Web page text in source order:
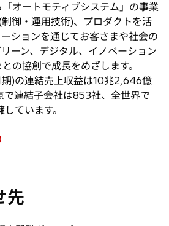
オートモティブシステム」の事業
御・運用技術)、プロダクトを活
ションを通じてお客さまや社会の
ーン、デジタル、イノベーション
の協創で成長をめざします。
)の連結売上収益は10兆2,646億
連結子会社は853社、全世界で
ています。
先